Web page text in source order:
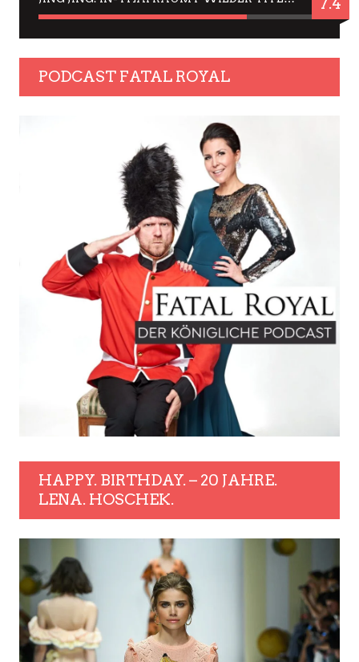
7.4
PODCAST FATAL ROYAL
HAPPY. BIRTHDAY. – 20 JAHRE.
LENA. HOSCHEK.